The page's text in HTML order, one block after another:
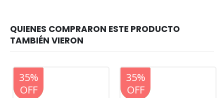
20%
OFF
35%
OFF
20%
OFF
35%
OFF